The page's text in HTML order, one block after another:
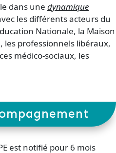
dans une dynamique
les différents acteurs du
Nationale, la Maison
les professionnels libéraux,
médico-sociaux, les
est notifié pour 6 mois